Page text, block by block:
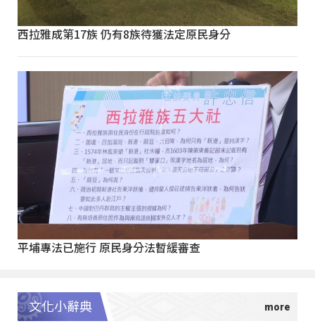
西拉雅成第17族 仍有8族待獲法定原民身分
平埔專法已施行 原民身分法暫緩審查
文化小辭典